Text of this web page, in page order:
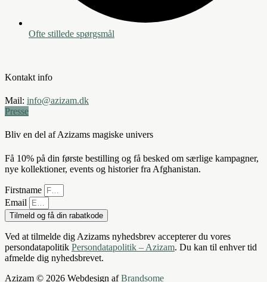
Ofte stillede spørgsmål
Kontakt info
Mail: info@azizam.dk
Presse
Bliv en del af Azizams magiske univers
Få 10% på din første bestilling og få besked om særlige kampagner,
nye kollektioner, events og historier fra Afghanistan.
Firstname
Email
Tilmeld og få din rabatkode
Ved at tilmelde dig Azizams nyhedsbrev accepterer du vores
persondatapolitik Persondatapolitik – Azizam. Du kan til enhver tid
afmelde dig nyhedsbrevet.
Azizam © 2026 Webdesign afBrandsome